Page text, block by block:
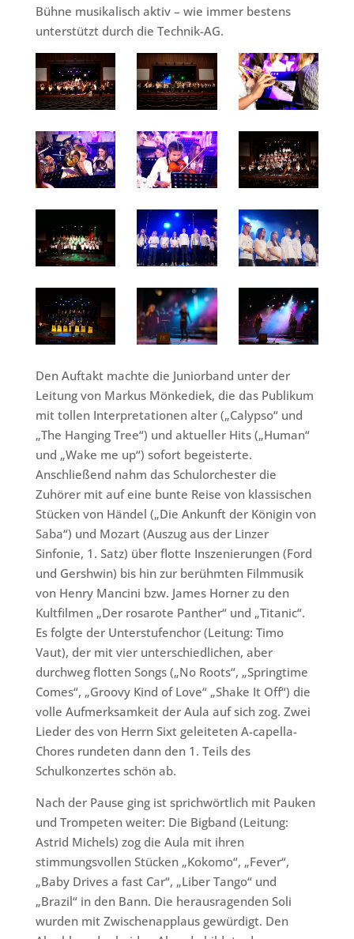
Bühne musikalisch aktiv – wie immer bestens
unterstützt durch die Technik-AG.
Den Auftakt machte die Juniorband unter der
Leitung von Markus Mönkediek, die das Publikum
mit tollen Interpretationen alter („Calypso“ und
„The Hanging Tree“) und aktueller Hits („Human“
und „Wake me up“) sofort begeisterte.
Anschließend nahm das Schulorchester die
Zuhörer mit auf eine bunte Reise von klassischen
Stücken von Händel („Die Ankunft der Königin von
Saba“) und Mozart (Auszug aus der Linzer
Sinfonie, 1. Satz) über flotte Inszenierungen (Ford
und Gershwin) bis hin zur berühmten Filmmusik
von Henry Mancini bzw. James Horner zu den
Kultfilmen „Der rosarote Panther“ und „Titanic“.
Es folgte der Unterstufenchor (Leitung: Timo
Vaut), der mit vier unterschiedlichen, aber
durchweg flotten Songs („No Roots“, „Springtime
Comes“, „Groovy Kind of Love“ „Shake It Off“) die
volle Aufmerksamkeit der Aula auf sich zog. Zwei
Lieder des von Herrn Sixt geleiteten A-capella-
Chores rundeten dann den 1. Teils des
Schulkonzertes schön ab.
Nach der Pause ging ist sprichwörtlich mit Pauken
und Trompeten weiter: Die Bigband (Leitung:
Astrid Michels) zog die Aula mit ihren
stimmungsvollen Stücken „Kokomo“, „Fever“,
„Baby Drives a fast Car“, „Liber Tango“ und
„Brazil“ in den Bann. Die herausragenden Soli
wurden mit Zwischenapplaus gewürdigt. Den